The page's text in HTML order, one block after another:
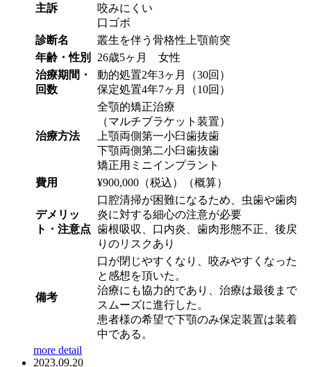
主訴
咬みにくい
口ゴボ
診断名
叢生を伴う骨格性上顎前突
年齢・性別
26歳5ヶ月 女性
治療期間・
回数
動的処置2年3ヶ月（30回）
保定処置4年7ヶ月（10回）
治療方法
全顎的矯正治療
（マルチブラケット装置）
上顎両側第一小臼歯抜歯
下顎両側第二小臼歯抜歯
矯正用ミニインプラント
費用
¥900,000（税込）（概算）
デメリッ
ト・注意点
口腔清掃が困難になるため、虫歯や歯肉
炎に対する細心の注意が必要
歯根吸収、口内炎、歯肉形態不正、後戻
りのリスクあり
備考
口が閉じやすくなり、咬みやすくなった
と感想を頂いた。
治療にも協力的であり、治療は最後まで
スムーズに進行した。
患者様の希望で下顎のみ保定装置は装着
中である。
more detail
2023.09.20